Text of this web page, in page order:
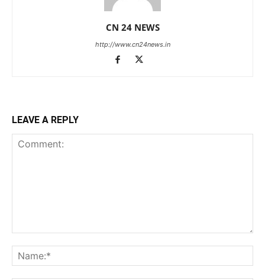
CN 24 NEWS
http://www.cn24news.in
LEAVE A REPLY